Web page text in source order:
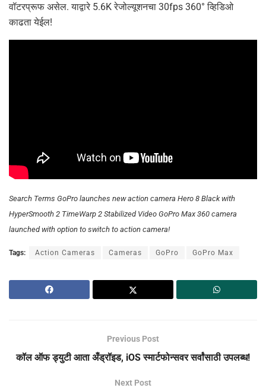
वॉटरप्रूफ असेल. याद्वारे 5.6K रेजोल्यूशनचा 30fps 360° व्हिडिओ
काढता येईल!
Search Terms GoPro launches new action camera Hero 8 Black with
HyperSmooth 2 TimeWarp 2 Stabilized Video GoPro Max 360 camera
launched with option to switch to action camera!
Tags: Action Cameras Cameras GoPro GoPro Max
Previous Post
कॉल ऑफ ड्युटी आता अँड्रॉइड, iOS स्मार्टफोन्सवर सर्वांसाठी उपलब्ध!
Next Post